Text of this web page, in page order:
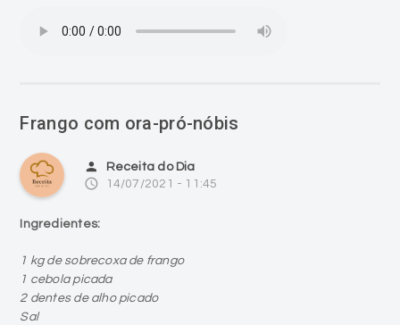
Frango com ora-pró-nóbis
person Receita do Dia
access_time 14/07/2021 - 11:45
Ingredientes:
1 kg de sobrecoxa de frango
1 cebola picada
2 dentes de alho picado
Sal